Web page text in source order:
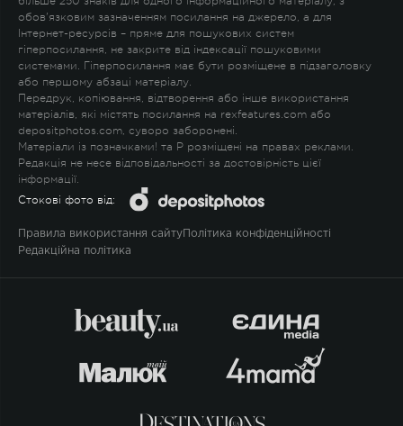
обов'язковим зазначенням посилання на джерело, а для
Інтернет-ресурсів – пряме для пошукових систем
гіперпосилання, не закрите від індексації пошуковими
системами. Гіперпосилання має бути розміщене в підзаголовку
або першому абзаці матеріалу.
Передрук, копіювання, відтворення або інше використання
матеріалів, які містять посилання на rexfeatures.com або
depositphotos.com, суворо заборонені.
Матеріали із позначками! та P розміщені на правах реклами.
Редакція не несе відповідальності за достовірність цієї
інформації.
Стокові фото від:
Правила використання сайту Політика конфіденційності
Редакційна політика